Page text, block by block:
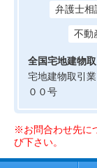
弁護士相
不動
全国宅地建物
宅地建物取引
００号
※お問合わせ先に
び下さい。